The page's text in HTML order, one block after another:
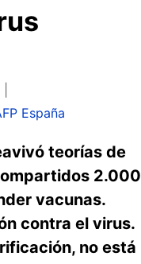
España
teorías de
2.000
vacunas.
contra el virus.
no está